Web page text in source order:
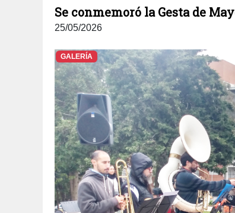
Se conmemoró la Gesta de
25/05/2026
GALERÍA